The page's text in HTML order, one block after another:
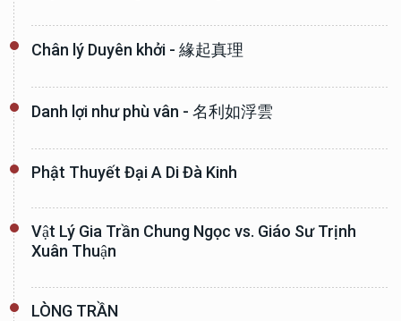
Chân lý Duyên khởi - 緣起真理
Danh lợi như phù vân - 名利如浮雲
Phật Thuyết Đại A Di Đà Kinh
Vật Lý Gia Trần Chung Ngọc vs. Giáo Sư Trịnh
Xuân Thuận
LÒNG TRẦN